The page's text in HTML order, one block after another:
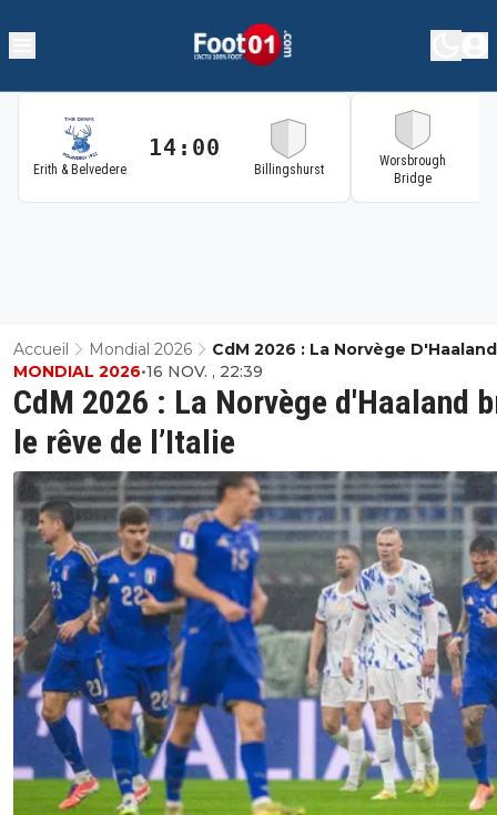
Erith & Belvedere
14:00
Billingshurst
Worsbrough
Bridge
Accueil Mondial 2026
CdM 2026 : La Norvège
Le Rêve De L’Italie
CdM 2026 : La Norvège d'Haaland
le rêve de l’Italie
MONDIAL 2026•16 NOV. , 22:39